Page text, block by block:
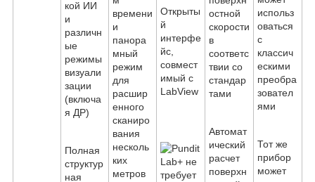
Полная
структур
ная
Открыты
й
интерфе
йс,
совмест
имый с
LabView
Автомат
ический
расчет
поверхн
Тот же
прибор
может